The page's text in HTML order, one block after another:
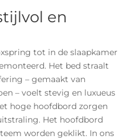
en
tot in de slaapkamer
Het bed straalt
– gemaakt van
– voelt stevig en luxueus
hoge hoofdbord zorgen
Het hoofdbord
worden geklikt. In ons